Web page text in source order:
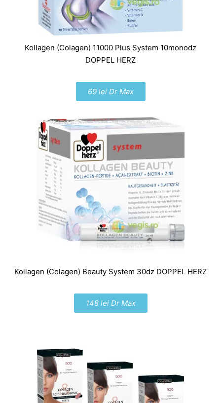
Kollagen (Colagen) 11000 Plus System 10monodz
DOPPEL HERZ
69 lei Dr Max
Kollagen (Colagen) Beauty System 30dz DOPPEL HERZ
148 lei Dr Max